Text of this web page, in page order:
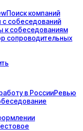
Поисккомпаний
с собеседований
ксобеседованиям
сопроводительных
в РоссииРевью